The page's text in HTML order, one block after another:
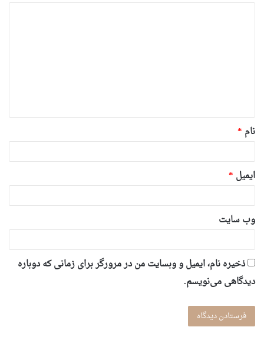
*
نام *
ایمیل *
وب‌ سایت
ذخیره نام، ایمیل و وبسایت من در مرورگر برای زمانی که دوباره
دیدگاهی می‌نویسم.